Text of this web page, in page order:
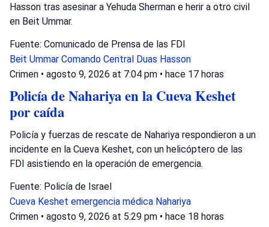
Hasson tras asesinar a Yehuda Sherman e herir a otro civil
en Beit Ummar.
Fuente: Comunicado de Prensa de las FDI
Beit Ummar Comando Central Duas Hasson
Crimen • agosto 9, 2026 at 7:04 pm • hace 17 horas
Policía de Nahariya en la Cueva Keshet
por caída
Policía y fuerzas de rescate de Nahariya respondieron a un
incidente en la Cueva Keshet, con un helicóptero de las
FDI asistiendo en la operación de emergencia.
Fuente: Policía de Israel
Cueva Keshet emergencia médica Nahariya
Crimen • agosto 9, 2026 at 5:29 pm • hace 18 horas